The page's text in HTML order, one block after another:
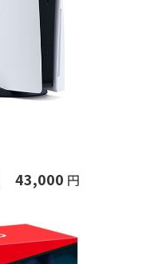
43,000 円